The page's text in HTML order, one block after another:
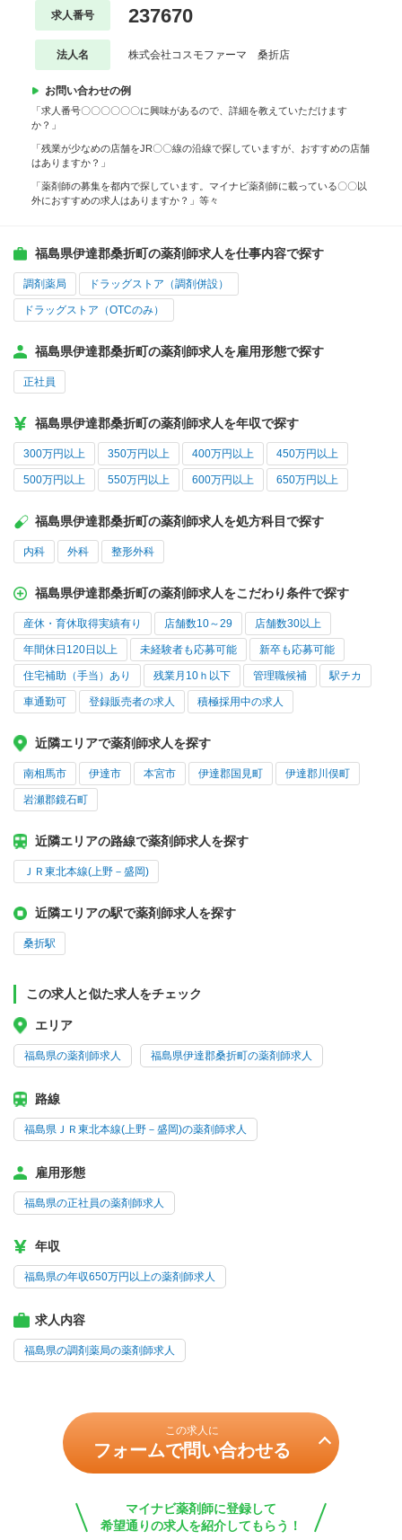
求人番号 237670
法人名 株式会社コスモファーマ 桑折店
お問い合わせの例
「求人番号〇〇〇〇〇〇に興味があるので、詳細を教えていただけます
か？」
「残業が少なめの店舗をJR〇〇線の沿線で探していますが、おすすめの店舗
はありますか？」
「薬剤師の募集を都内で探しています。マイナビ薬剤師に載っている〇〇以
外におすすめの求人はありますか？」等々
福島県伊達郡桑折町の薬剤師求人を仕事内容で探す
調剤薬局 ドラッグストア（調剤併設）
ドラッグストア（OTCのみ）
福島県伊達郡桑折町の薬剤師求人を雇用形態で探す
正社員
福島県伊達郡桑折町の薬剤師求人を年収で探す
300万円以上 350万円以上 400万円以上 450万円以上
500万円以上 550万円以上 600万円以上 650万円以上
福島県伊達郡桑折町の薬剤師求人を処方科目で探す
内科 外科 整形外科
福島県伊達郡桑折町の薬剤師求人をこだわり条件で探す
産休・育休取得実績有り 店舗数10～29 店舗数30以上
年間休日120日以上 未経験者も応募可能 新卒も応募可能
住宅補助（手当）あり 残業月10ｈ以下 管理職候補 駅チカ
車通勤可 登録販売者の求人 積極採用中の求人
近隣エリアで薬剤師求人を探す
南相馬市 伊達市 本宮市 伊達郡国見町 伊達郡川俣町
岩瀬郡鏡石町
近隣エリアの路線で薬剤師求人を探す
ＪＲ東北本線(上野－盛岡)
近隣エリアの駅で薬剤師求人を探す
桑折駅
この求人と似た求人をチェック
エリア
福島県の薬剤師求人 福島県伊達郡桑折町の薬剤師求人
路線
福島県ＪＲ東北本線(上野－盛岡)の薬剤師求人
雇用形態
福島県の正社員の薬剤師求人
年収
福島県の年収650万円以上の薬剤師求人
求人内容
福島県の調剤薬局の薬剤師求人
この求人に
フォームで問い合わせる
マイナビ薬剤師に登録して
希望通りの求人を紹介してもらう！